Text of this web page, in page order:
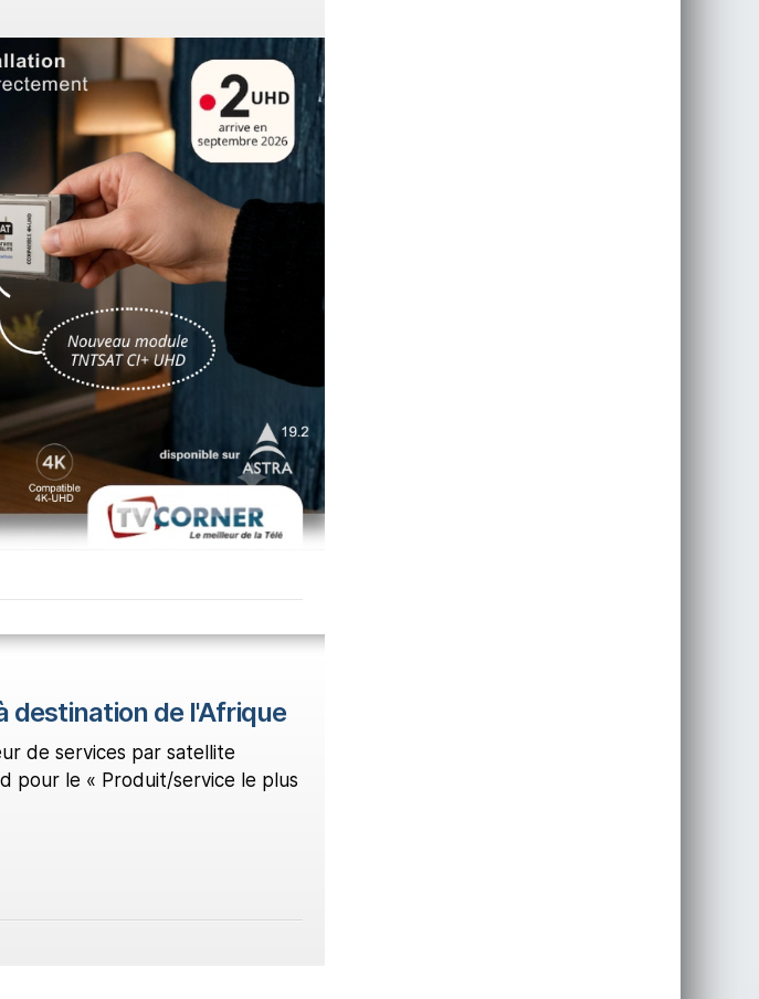
destination de l'Afrique
de services par satellite
pour le « Produit/service le plus